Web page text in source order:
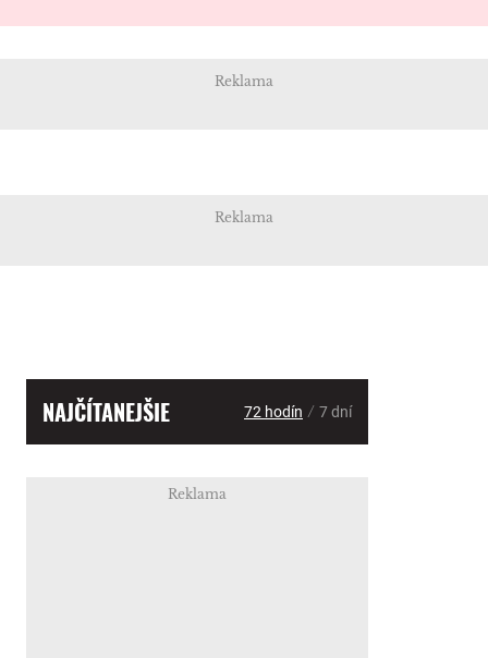
Reklama
Reklama
NAJČÍTANEJŠIE 72 hodín / 7 dní
Reklama